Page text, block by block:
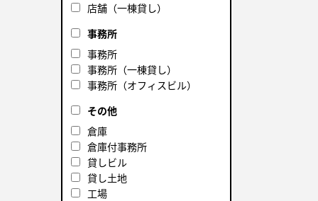
店舗（一棟貸し）
事務所
事務所
事務所（一棟貸し）
事務所（オフィスビル）
その他
倉庫
倉庫付事務所
貸しビル
貸し土地
工場